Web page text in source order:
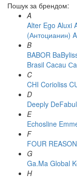
Пошук за брендом:
A
Alter Ego Aluxi
(Антоцианин)
B
BABOR
Brasil Cacau
C
CHI Corioliss
D
Deeply
E
Echosline
F
FOUR
G
Ga.Ma Global
H